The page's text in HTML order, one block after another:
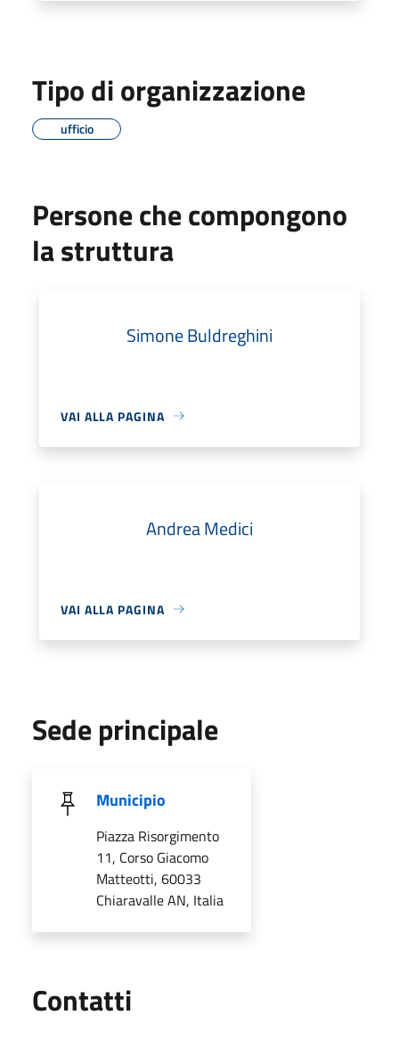
Tipo di organizzazione
ufficio
Persone che compongono
la struttura
Simone Buldreghini
VAI ALLA PAGINA
Andrea Medici
VAI ALLA PAGINA
Sede principale
Municipio
Piazza Risorgimento
11, Corso Giacomo
Matteotti, 60033
Chiaravalle AN, Italia
Contatti